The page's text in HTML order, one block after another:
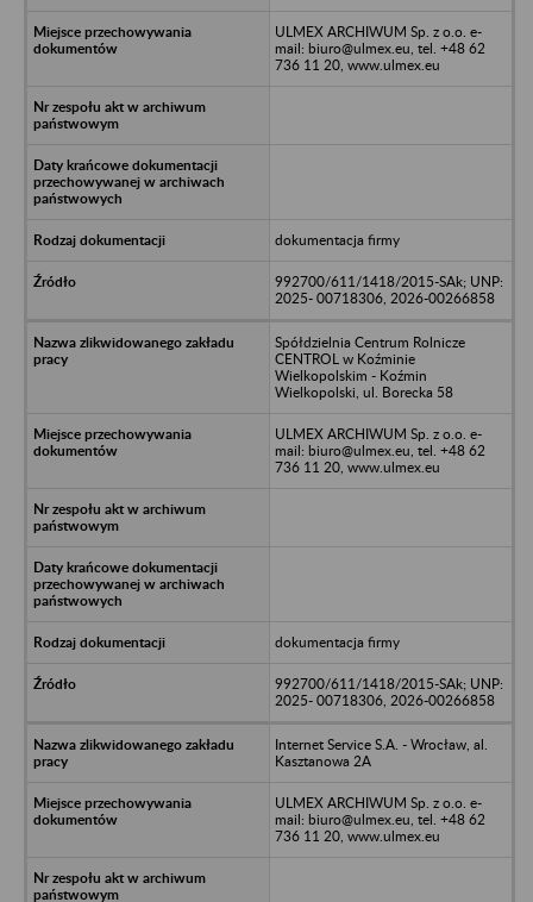
ULMEX ARCHIWUM Sp. z o.o. e-
mail: biuro@ulmex.eu, tel. +48 62
736 11 20, www.ulmex.eu
dokumentacja firmy
992700/611/1418/2015-SAk; UNP:
2025- 00718306, 2026-00266858
Spółdzielnia Centrum Rolnicze
CENTROL w Koźminie
Wielkopolskim - Koźmin
Wielkopolski, ul. Borecka 58
ULMEX ARCHIWUM Sp. z o.o. e-
mail: biuro@ulmex.eu, tel. +48 62
736 11 20, www.ulmex.eu
dokumentacja firmy
992700/611/1418/2015-SAk; UNP:
2025- 00718306, 2026-00266858
Internet Service S.A. - Wrocław, al.
Kasztanowa 2A
ULMEX ARCHIWUM Sp. z o.o. e-
mail: biuro@ulmex.eu, tel. +48 62
736 11 20, www.ulmex.eu